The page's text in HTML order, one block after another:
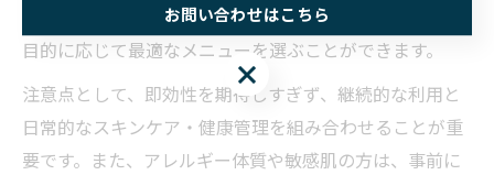
ルケアやボディケアと組み合わせたプランもあるため、
目的に応じて最適なメニューを選ぶことができます。
注意点として、即効性を期待しすぎず、継続的な利用と
日常的なスキンケア・健康管理を組み合わせることが重
要です。また、アレルギー体質や敏感肌の方は、事前に
お問い合わせはこちら
お問い合わせはこちら